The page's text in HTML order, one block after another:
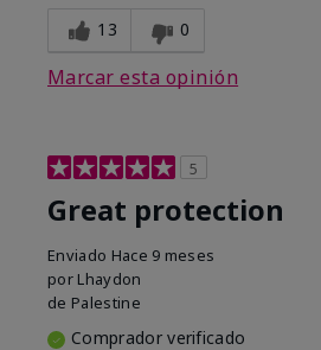
13 0
Marcar esta opinión
5
Great protection
Enviado Hace 9 meses
por Lhaydon
de Palestine
Comprador verificado